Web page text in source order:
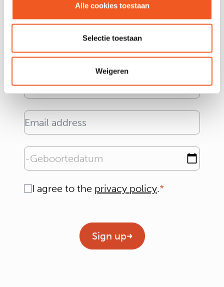
Alle cookies toestaan
Selectie toestaan
Weigeren
Sign up for our newsletter and
receive the tastiest news, culinary
delights and other delicious
Naam
Email address
Geboortedatum
Consent
I agree to the privacy policy.
Sign up